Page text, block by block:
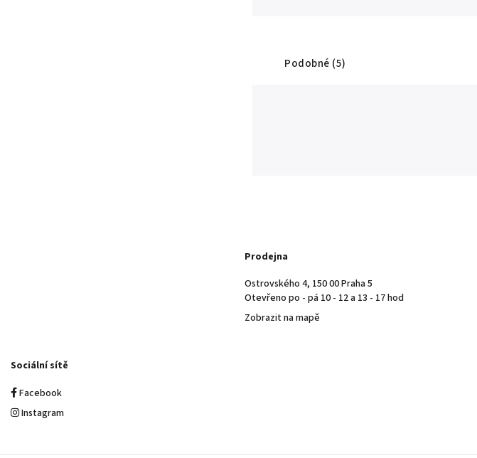
Podobné (5)
Prodejna
Ostrovského 4, 150 00 Praha 5
Otevřeno po - pá 10 - 12 a 13 - 17 hod
Zobrazit na mapě
Sociální sítě
Facebook
Instagram